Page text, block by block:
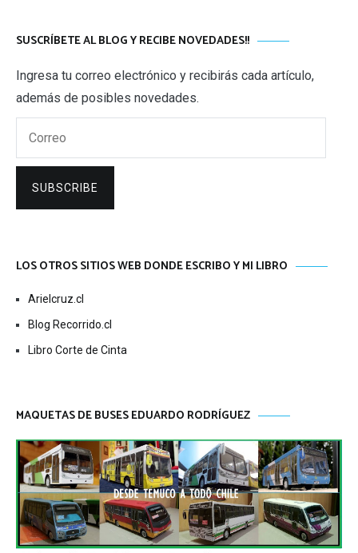
SUSCRÍBETE AL BLOG Y RECIBE NOVEDADES!!
Ingresa tu correo electrónico y recibirás cada artículo,
además de posibles novedades.
SUBSCRIBE
LOS OTROS SITIOS WEB DONDE ESCRIBO Y MI LIBRO
Arielcruz.cl
Blog Recorrido.cl
Libro Corte de Cinta
MAQUETAS DE BUSES EDUARDO RODRÍGUEZ